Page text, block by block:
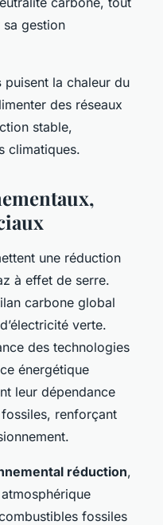
sa gestion
puisent la chaleur du
des réseaux
stable,
climatiques.
une réduction
à effet de serre.
carbone global
verte.
des technologies
énergétique
leur dépendance
renforçant
réduction,
fossiles